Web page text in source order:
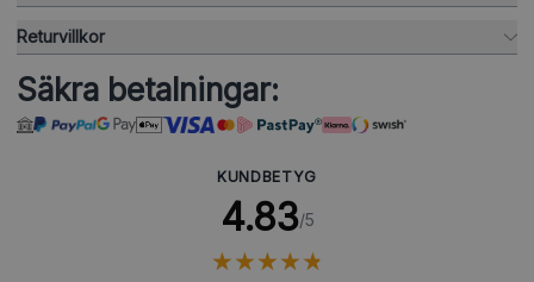
Returvillkor
Säkra betalningar:
KUNDBETYG
4.83/5
★★★★★
★★★★★